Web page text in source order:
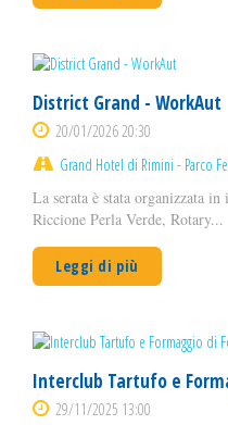
District Grand - WorkAut
20/01/2026 20:30
Grand Hotel di Rimini - Parco
La serata è stata organizzata
Riccione Perla Verde, Rotary...
Leggi di più
Interclub Tartufo e
29/11/2025 13:00